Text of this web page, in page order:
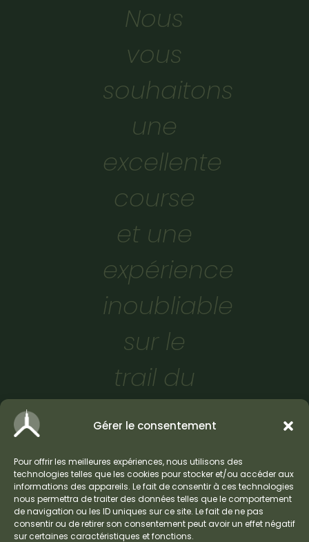
Gérer le consentement
Pour offrir les meilleures expériences, nous utilisons des
technologies telles que les cookies pour stocker et/ou accéder aux
informations des appareils. Le fait de consentir à ces technologies
nous permettra de traiter des données telles que le comportement
de navigation ou les ID uniques sur ce site. Le fait de ne pas
consentir ou de retirer son consentement peut avoir un effet négatif
sur certaines caractéristiques et fonctions.
Nous
vous
souhaitons
une
excellente
course
et une
expérience
inoubliable
sur le
trail du
Mont
Ventoux
!